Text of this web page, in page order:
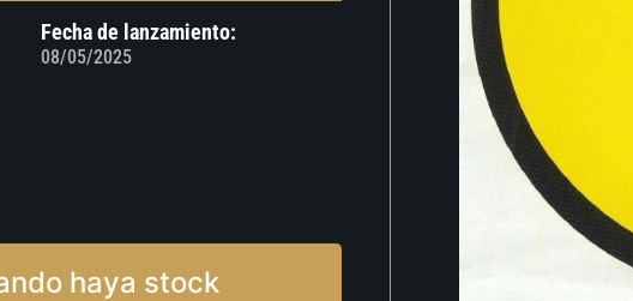
Fecha de lanzamiento:
08/05/2025
haya stock